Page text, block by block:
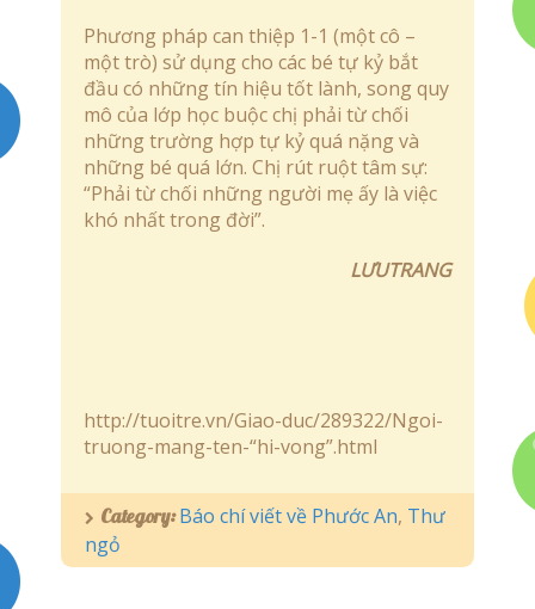
Phương pháp can thiệp 1-1 (một cô –
một trò) sử dụng cho các bé tự kỷ bắt
đầu có những tín hiệu tốt lành, song quy
mô của lớp học buộc chị phải từ chối
những trường hợp tự kỷ quá nặng và
những bé quá lớn. Chị rút ruột tâm sự:
“Phải từ chối những người mẹ ấy là việc
khó nhất trong đời”.
LƯUTRANG
http://tuoitre.vn/Giao-duc/289322/Ngoi-
truong-mang-ten-“hi-vong”.html
Category:Báo chí viết về Phước An, Thư
ngỏ